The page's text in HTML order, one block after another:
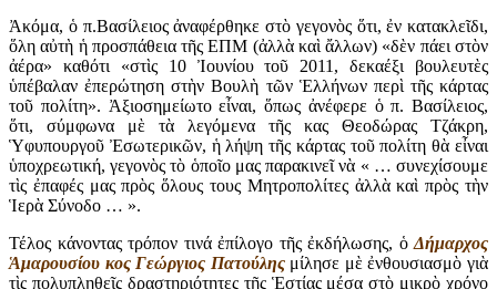
Ἀκόμα, ὁ π.Βασίλειος ἀναφέρθηκε στὸ γεγονὸς ὅτι, ἐν κατακλεῖδι,
ὅλη αὐτὴ ἡ προσπάθεια τῆς ΕΠΜ (ἀλλὰ καὶ ἄλλων) «δὲν πάει στὸν
ἀέρα» καθότι «στὶς 10 Ἰουνίου τοῦ 2011, δεκαέξι βουλευτὲς
ὑπέβαλαν ἐπερώτηση στὴν Βουλὴ τῶν Ἑλλήνων περὶ τῆς κάρτας
τοῦ πολίτη». Ἀξιοσημείωτο εἶναι, ὅπως ἀνέφερε ὁ π. Βασίλειος,
ὅτι, σύμφωνα μὲ τὰ λεγόμενα τῆς κας Θεοδώρας Τζάκρη,
Ὑφυπουργοῦ Ἐσωτερικῶν, ἡ λήψη τῆς κάρτας τοῦ πολίτη θὰ εἶναι
ὑποχρεωτική, γεγονὸς τὸ ὁποῖο μας παρακινεῖ νὰ « … συνεχίσουμε
τὶς ἐπαφές μας πρὸς ὅλους τους Μητροπολίτες ἀλλὰ καὶ πρὸς τὴν
Ἱερὰ Σύνοδο … ».
Τέλος κάνοντας τρόπον τινά ἐπίλογο τῆς ἐκδήλωσης, ὁΔήμαρχος
Ἁμαρουσίου κος Γεώργιος Πατούληςμίλησε μὲ ἐνθουσιασμὸ γιὰ
τὶς πολυπληθεῖς δραστηριότητες τῆς Ἑστίας μέσα στὸ μικρὸ χρόνο